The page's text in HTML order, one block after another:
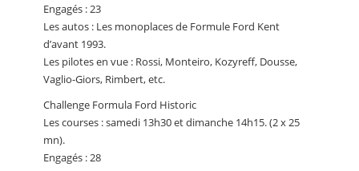
Engagés : 23
Les autos : Les monoplaces de Formule Ford Kent
d’avant 1993.
Les pilotes en vue : Rossi, Monteiro, Kozyreff, Dousse,
Vaglio-Giors, Rimbert, etc.
Challenge Formula Ford Historic
Les courses : samedi 13h30 et dimanche 14h15. (2 x 25
mn).
Engagés : 28